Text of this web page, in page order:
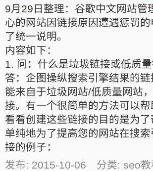
9月29日整理：谷歌中文网站管
心的网站因链接原因遭遇惩罚
了统一说明。
内容如下：
1. 问：什么是垃圾链接或低质量
答：企图操纵搜索引擎结果的
能来自于垃圾网站/低质量网站
接。有一个很简单的方法可以
看看创建这些链接的目的是为
单纯地为了提高您的网站在搜
接的例子：
发布: 2015-10-06 分类: seo